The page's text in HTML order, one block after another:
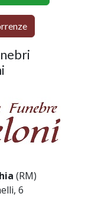
(RM)
6